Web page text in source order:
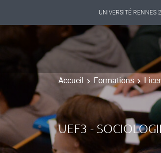
UNIVERSITÉ RENNES 2
Accueil Formations
UEF3 -